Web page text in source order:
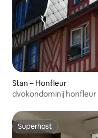
Stan – Honfleur
dvokondominij honfleur
Superhost
Superhost